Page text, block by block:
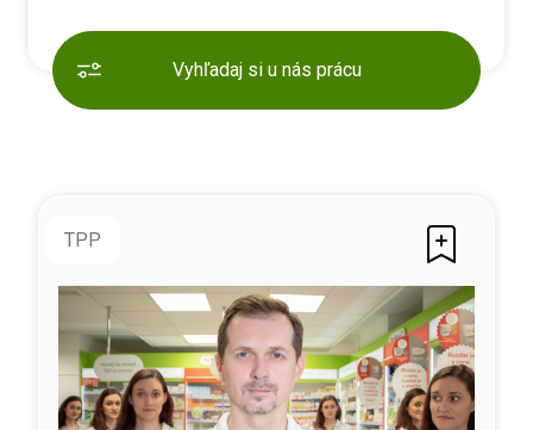
Vyhľadaj si u nás prácu
TPP